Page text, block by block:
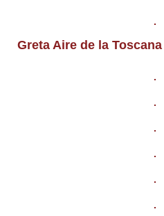
Greta Aire de la Toscana